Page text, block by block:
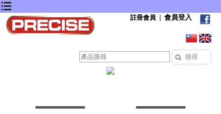
註冊會員 會員登入